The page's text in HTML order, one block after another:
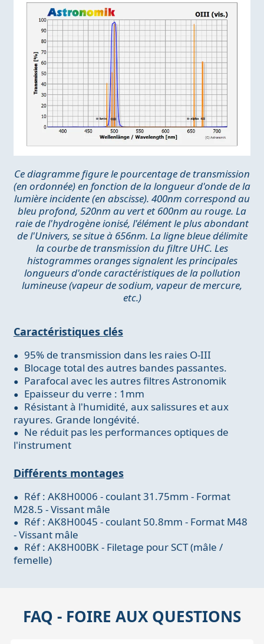
Ce diagramme figure le pourcentage de transmission
(en ordonnée) en fonction de la longueur d'onde de la
lumière incidente (en abscisse). 400nm correspond au
bleu profond, 520nm au vert et 600nm au rouge. La
raie de l'hydrogène ionisé, l'élément le plus abondant
de l'Univers, se situe à 656nm. La ligne bleue délimite
la courbe de transmission du filtre UHC. Les
histogrammes oranges signalent les principales
longueurs d'onde caractéristiques de la pollution
lumineuse (vapeur de sodium, vapeur de mercure,
etc.)
Caractéristiques clés
95% de transmission dans les raies O-III
Blocage total des autres bandes passantes.
Parafocal avec les autres filtres Astronomik
Epaisseur du verre : 1mm
Résistant à l'humidité, aux salissures et aux
rayures. Grande longévité.
Ne réduit pas les performances optiques de
l'instrument
Différents montages
Réf : AK8H0006 - coulant 31.75mm - Format
M28.5 - Vissant mâle
Réf : AK8H0045 - coulant 50.8mm - Format M48
- Vissant mâle
Réf : AK8H00BK - Filetage pour SCT (mâle /
femelle)
FAQ - FOIRE AUX QUESTIONS